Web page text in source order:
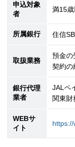
申込対象
者
満15
所属銀行 住信
取扱業務
預金の
契約の
銀行代理
業者
JALペ
関東財
WEBサ
イト